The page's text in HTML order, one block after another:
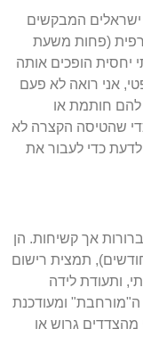
ישראלים המבקשים
(פחות משעת
יחסית הופכים אותה
אני רואה לא פעם
להם חותמת או
שהטיסה הקצרה לא
כדי לעבור את
אך קשיחות. הן
תמצית רישום
ותעודת לידה
ומעודכנת
גרוש או